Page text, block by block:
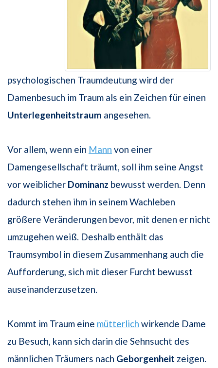
psychologischen Traumdeutung wird der
Damenbesuch im Traum als ein Zeichen für einen
Unterlegenheitstraum angesehen.
Vor allem, wenn ein Mann von einer
Damengesellschaft träumt, soll ihm seine Angst
vor weiblicher Dominanz bewusst werden. Denn
dadurch stehen ihm in seinem Wachleben
größere Veränderungen bevor, mit denen er nicht
umzugehen weiß. Deshalb enthält das
Traumsymbol in diesem Zusammenhang auch die
Aufforderung, sich mit dieser Furcht bewusst
auseinanderzusetzen.
Kommt im Traum eine mütterlich wirkende Dame
zu Besuch, kann sich darin die Sehnsucht des
männlichen Träumers nach Geborgenheit zeigen.